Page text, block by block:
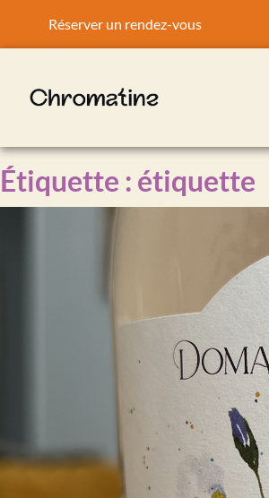
Réserver un rendez-vous
Étiquette : étiquette